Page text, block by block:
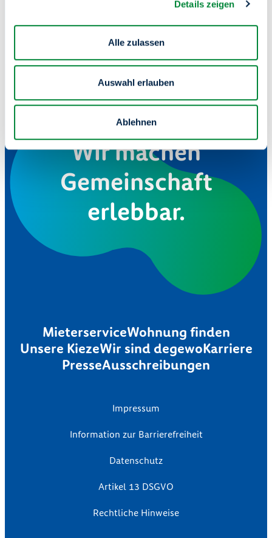
Details zeigen
Alle zulassen
Auswahl erlauben
Ablehnen
In Notfällen (z.B. bei einem Wasserrohrbruch) sind wir
Wir machen
Gemeinschaft
erlebbar.
MieterserviceWohnung finden
Unsere KiezeWir sind degewoKarriere
PresseAusschreibungen
Impressum
Information zur Barrierefreiheit
Datenschutz
Artikel 13 DSGVO
Rechtliche Hinweise